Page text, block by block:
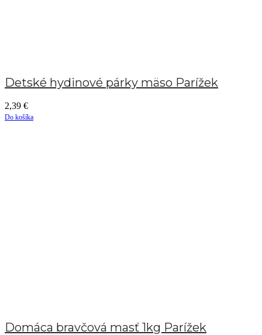
Detské hydinové párky mäso Parížek
2,39 €
Do košíka
Domáca bravčová masť 1kg Parížek